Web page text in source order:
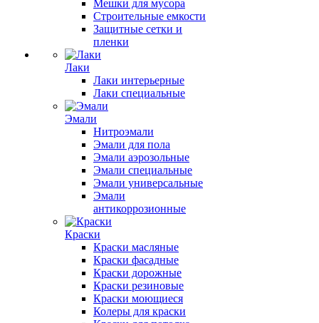
Мешки для мусора
Строительные емкости
Защитные сетки и
пленки
Лаки
Лаки интерьерные
Лаки специальные
Эмали
Нитроэмали
Эмали для пола
Эмали аэрозольные
Эмали специальные
Эмали универсальные
Эмали
антикоррозионные
Краски
Краски масляные
Краски фасадные
Краски дорожные
Краски резиновые
Краски моющиеся
Колеры для краски